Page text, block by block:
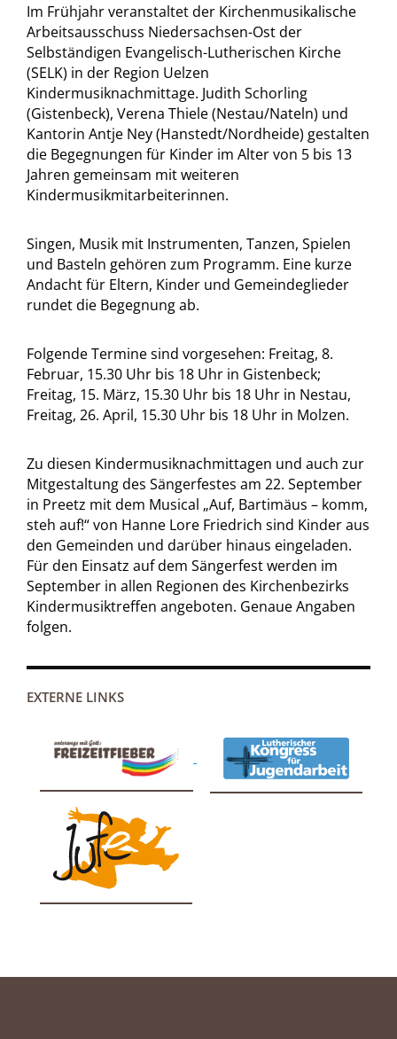
Im Frühjahr veranstaltet der Kirchenmusikalische
Arbeitsausschuss Niedersachsen-Ost der
Selbständigen Evangelisch-Lutherischen Kirche
(SELK) in der Region Uelzen
Kindermusiknachmittage. Judith Schorling
(Gistenbeck), Verena Thiele (Nestau/Nateln) und
Kantorin Antje Ney (Hanstedt/Nordheide) gestalten
die Begegnungen für Kinder im Alter von 5 bis 13
Jahren gemeinsam mit weiteren
Kindermusikmitarbeiterinnen.
Singen, Musik mit Instrumenten, Tanzen, Spielen
und Basteln gehören zum Programm. Eine kurze
Andacht für Eltern, Kinder und Gemeindeglieder
rundet die Begegnung ab.
Folgende Termine sind vorgesehen: Freitag, 8.
Februar, 15.30 Uhr bis 18 Uhr in Gistenbeck;
Freitag, 15. März, 15.30 Uhr bis 18 Uhr in Nestau,
Freitag, 26. April, 15.30 Uhr bis 18 Uhr in Molzen.
Zu diesen Kindermusiknachmittagen und auch zur
Mitgestaltung des Sängerfestes am 22. September
in Preetz mit dem Musical „Auf, Bartimäus – komm,
steh auf!“ von Hanne Lore Friedrich sind Kinder aus
den Gemeinden und darüber hinaus eingeladen.
Für den Einsatz auf dem Sängerfest werden im
September in allen Regionen des Kirchenbezirks
Kindermusiktreffen angeboten. Genaue Angaben
folgen.
EXTERNE LINKS